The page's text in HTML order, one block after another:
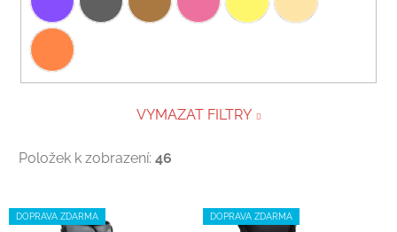
VYMAZAT FILTRY
Položek k zobrazení: 46
Výpis produktů
DOPRAVA ZDARMA DOPRAVA ZDARMA